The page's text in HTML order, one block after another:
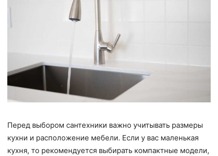
Перед выбором сантехники важно учитывать размеры
кухни и расположение мебели. Если у вас маленькая
кухня, то рекомендуется выбирать компактные модели,